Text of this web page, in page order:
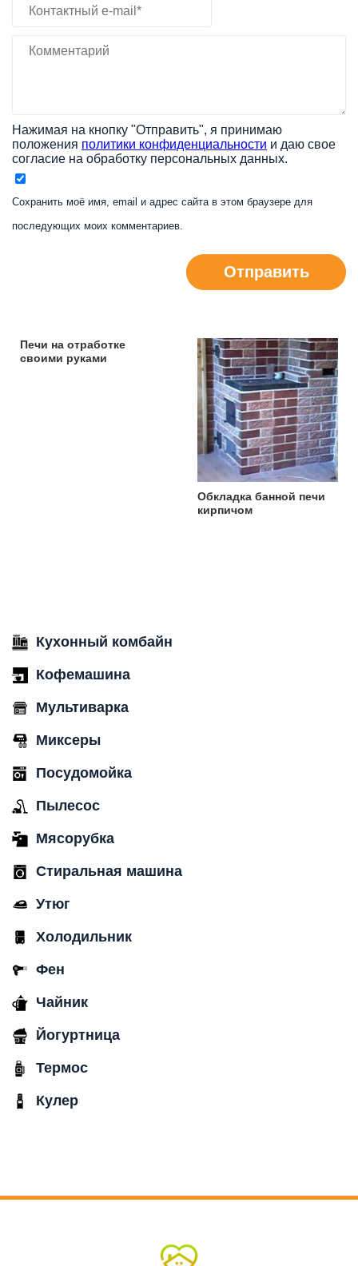
Нажимая на кнопку "Отправить", я принимаю
положения политики конфиденциальности и даю свое
согласие на обработку персональных данных.
Сохранить моё имя, email и адрес сайта в этом браузере для
последующих моих комментариев.
Отправить
Печи на отработке
своими руками
Обкладка банной печи
кирпичом
Кухонный комбайн
Кофемашина
Мультиварка
Миксеры
Посудомойка
Пылесос
Мясорубка
Стиральная машина
Утюг
Холодильник
Фен
Чайник
Йогуртница
Термос
Кулер